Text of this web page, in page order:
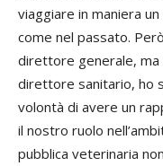
viaggiare in maniera
come nel passato.
direttore generale, ma
direttore sanitario, ho
volontà di avere un
il nostro ruolo
pubblica veterinaria